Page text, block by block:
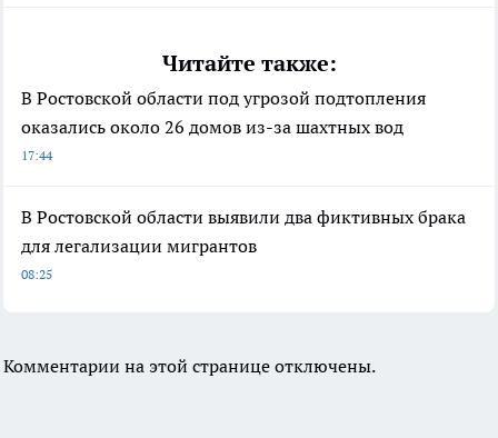
Читайте также:
В Ростовской области под угрозой подтопления
оказались около 26 домов из-за шахтных вод
17:44
В Ростовской области выявили два фиктивных брака
для легализации мигрантов
08:25
Комментарии на этой странице отключены.